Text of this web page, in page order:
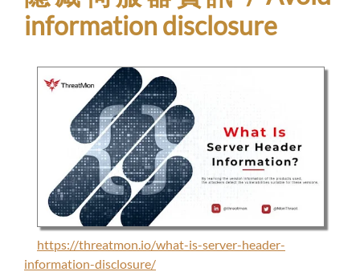
information disclosure
https://threatmon.io/what-is-server-header-
information-disclosure/